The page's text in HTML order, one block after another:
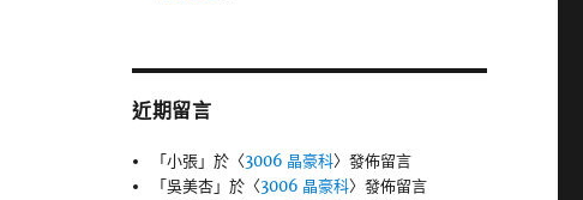
近期留言
「小張」於〈3006 晶豪科〉發佈留言
「吳美杏」於〈3006 晶豪科〉發佈留言